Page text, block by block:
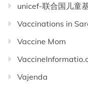
unicef-联合国儿童
Vaccinations in
Vaccine Mom
Vajenda